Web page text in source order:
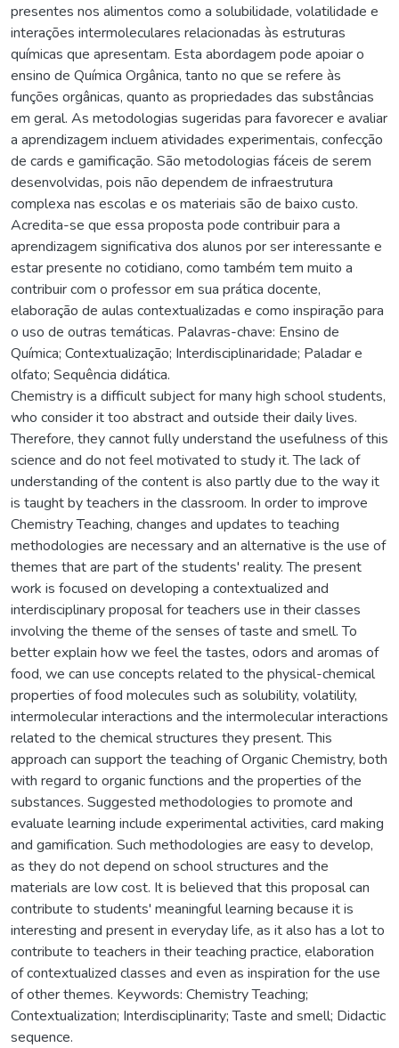
presentes nos alimentos como a solubilidade, volatilidade e
interações intermoleculares relacionadas às estruturas
químicas que apresentam. Esta abordagem pode apoiar o
ensino de Química Orgânica, tanto no que se refere às
funções orgânicas, quanto as propriedades das substâncias
em geral. As metodologias sugeridas para favorecer e avaliar
a aprendizagem incluem atividades experimentais, confecção
de cards e gamificação. São metodologias fáceis de serem
desenvolvidas, pois não dependem de infraestrutura
complexa nas escolas e os materiais são de baixo custo.
Acredita-se que essa proposta pode contribuir para a
aprendizagem significativa dos alunos por ser interessante e
estar presente no cotidiano, como também tem muito a
contribuir com o professor em sua prática docente,
elaboração de aulas contextualizadas e como inspiração para
o uso de outras temáticas. Palavras-chave: Ensino de
Química; Contextualização; Interdisciplinaridade; Paladar e
olfato; Sequência didática.
Chemistry is a difficult subject for many high school students,
who consider it too abstract and outside their daily lives.
Therefore, they cannot fully understand the usefulness of this
science and do not feel motivated to study it. The lack of
understanding of the content is also partly due to the way it
is taught by teachers in the classroom. In order to improve
Chemistry Teaching, changes and updates to teaching
methodologies are necessary and an alternative is the use of
themes that are part of the students' reality. The present
work is focused on developing a contextualized and
interdisciplinary proposal for teachers use in their classes
involving the theme of the senses of taste and smell. To
better explain how we feel the tastes, odors and aromas of
food, we can use concepts related to the physical-chemical
properties of food molecules such as solubility, volatility,
intermolecular interactions and the intermolecular interactions
related to the chemical structures they present. This
approach can support the teaching of Organic Chemistry, both
with regard to organic functions and the properties of the
substances. Suggested methodologies to promote and
evaluate learning include experimental activities, card making
and gamification. Such methodologies are easy to develop,
as they do not depend on school structures and the
materials are low cost. It is believed that this proposal can
contribute to students' meaningful learning because it is
interesting and present in everyday life, as it also has a lot to
contribute to teachers in their teaching practice, elaboration
of contextualized classes and even as inspiration for the use
of other themes. Keywords: Chemistry Teaching;
Contextualization; Interdisciplinarity; Taste and smell; Didactic
sequence.